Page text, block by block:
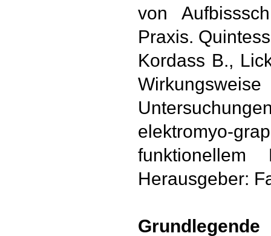
von
Praxis.
Kordass B.,
elektromyo-
funktionellem
Herausgeber: